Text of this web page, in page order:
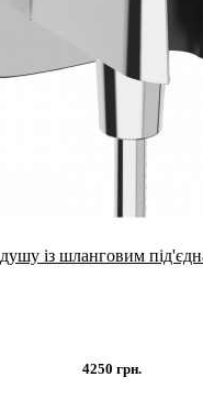
із шланговим
4250 грн.